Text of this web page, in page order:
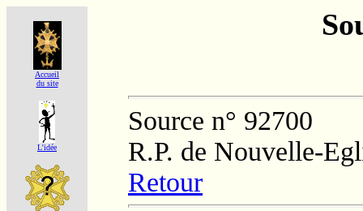
Accueil
du site
L'idée
Source n° 92700
R.P. de Nouvelle-
Retour